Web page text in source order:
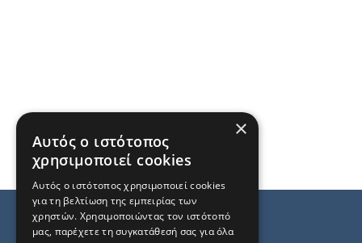
×
Αυτός ο ιστότοπος
χρησιμοποιεί cookies
Αυτός ο ιστότοπος χρησιμοποιεί cookies
για τη βελτίωση της εμπειρίας των
χρηστών. Χρησιμοποιώντας τον ιστότοπό
μας, παρέχετε τη συγκατάθεσή σας για όλα